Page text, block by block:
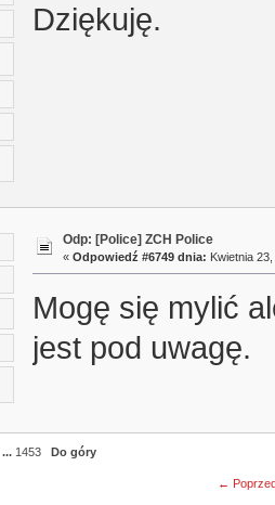
Dziękuję.
Odp: [Police] ZCH Police
« Odpowiedź #6749 dnia: Kwietnia
Mogę się mylić
jest pod uwagę.
... 1453 Do góry
←